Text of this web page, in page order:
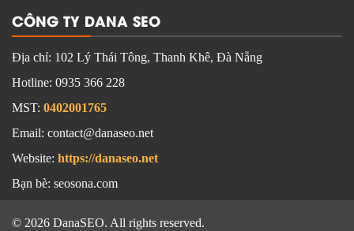
CÔNG TY DANA SEO
Địa chỉ: 102 Lý Thái Tông, Thanh Khê, Đà Nẵng
Hotline: 0935 366 228
MST: 0402001765
Email: contact@danaseo.net
Website: https://danaseo.net
Bạn bè: seosona.com
© 2026 DanaSEO. All rights reserved.